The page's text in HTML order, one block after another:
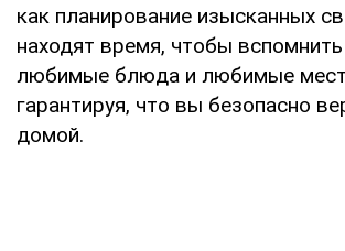
как планирование изысканных
находят время, чтобы
любимые блюда и любимые
гарантируя, что вы безопасно
домой.